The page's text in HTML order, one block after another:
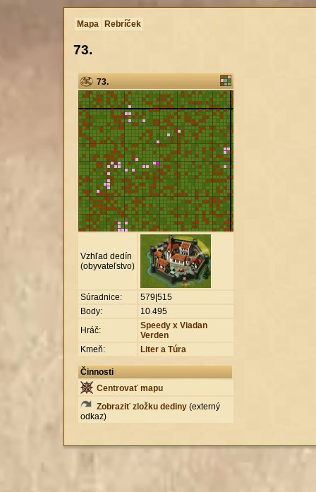
Mapa Rebríček
73.
73.
Vzhľad dedín
(obyvateľstvo)
Súradnice:
579|515
Body:
10.495
Hráč:
Speedy x Viadan
Verden
Kmeň:
Liter a Túra
Činnosti
Centrovať mapu
Zobraziť zložku dediny (externý
odkaz)